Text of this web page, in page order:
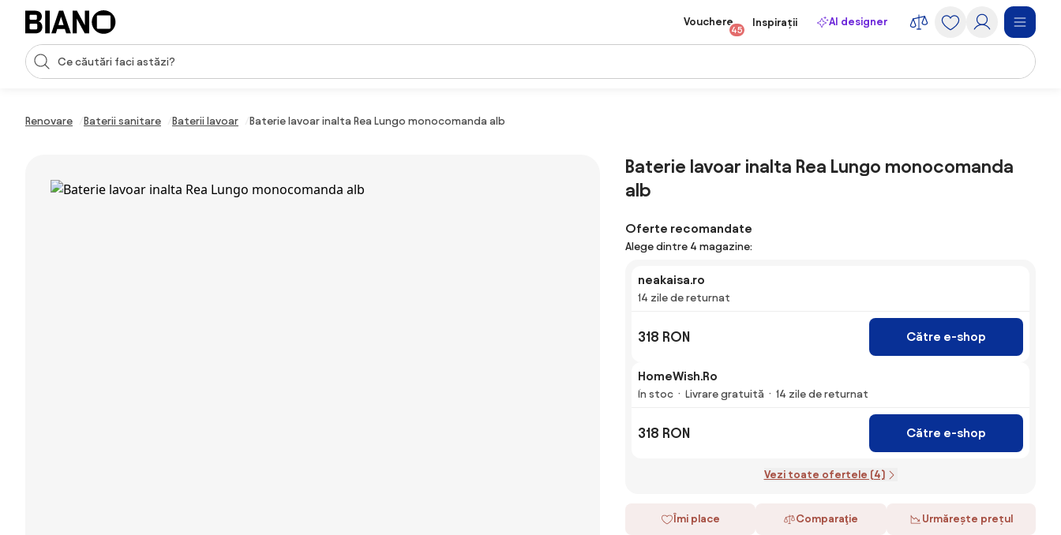
Sari peste navigare, accesează conținutul
Introducerea căutării
Vouchere
45
Inspirații AI designer
Renovare Baterii sanitare Baterii lavoar Baterie lavoar inalta Rea Lungo monocomanda alb
Baterie lavoar inalta Rea Lungo monocomanda
alb
Oferte recomandate
Alege dintre 4 magazine:
neakaisa.ro
14 zile de returnat
318 RON Către e-shop
HomeWish.Ro
În stoc Livrare gratuită 14 zile de returnat
318 RON Către e-shop
Vezi toate ofertele (4)
Îmi place Comparaţie Urmărește prețul